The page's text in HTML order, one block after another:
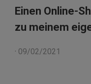
Einen Online-
zu meinem
· 09/02/2021